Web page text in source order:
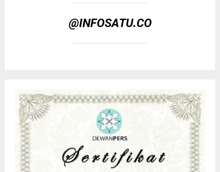
@INFOSATU.CO